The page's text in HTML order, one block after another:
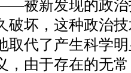
被新发现的政
破坏，这种政治
取代了产生科学
，由于存在的无